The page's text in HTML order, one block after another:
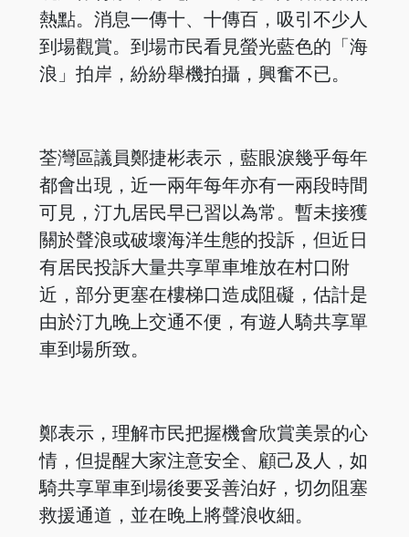
熱點。消息一傳十、十傳百，吸引不少人
到場觀賞。到場市民看見螢光藍色的「海
浪」拍岸，紛紛舉機拍攝，興奮不已。
荃灣區議員鄭捷彬表示，藍眼淚幾乎每年
都會出現，近一兩年每年亦有一兩段時間
可見，汀九居民早已習以為常。暫未接獲
關於聲浪或破壞海洋生態的投訴，但近日
有居民投訴大量共享單車堆放在村口附
近，部分更塞在樓梯口造成阻礙，估計是
由於汀九晚上交通不便，有遊人騎共享單
車到場所致。
鄭表示，理解市民把握機會欣賞美景的心
情，但提醒大家注意安全、顧己及人，如
騎共享單車到場後要妥善泊好，切勿阻塞
救援通道，並在晚上將聲浪收細。